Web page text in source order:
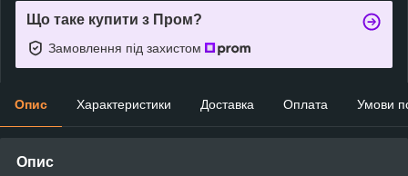
Що таке купити з Пром?
Замовлення під захистом
Опис Характеристики Доставка Оплата Умови
Опис